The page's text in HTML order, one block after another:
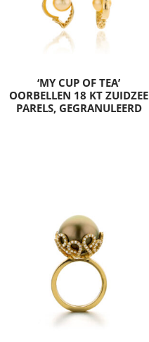
‘MY CUP OF TEA’
OORBELLEN 18 KT ZUIDZEE
PARELS, GEGRANULEERD